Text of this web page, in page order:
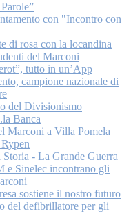
con "Incontro con
di rosa con la locandina
del Marconi
tutto in un’App
campione nazionale di
del Divisionismo
Banca
Marconi a Villa Pomela
- La Grande Guerra
e Sinelec incontrano gli
sostiene il nostro futuro
del defibrillatore per gli